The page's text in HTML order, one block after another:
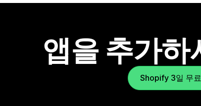
앱을 추가하
Shopify 3일 무